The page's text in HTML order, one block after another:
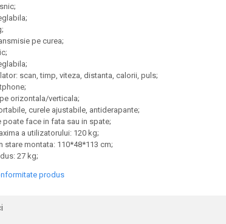
pe curea;
scan, timp, viteza, distanta, calorii, puls;
orizontala/verticala;
curele ajustabile, antiderapante;
poate face in fata sau in spate;
a utilizatorului: 120 kg;
stare montata: 110*48*113 cm;
27 kg;
produs